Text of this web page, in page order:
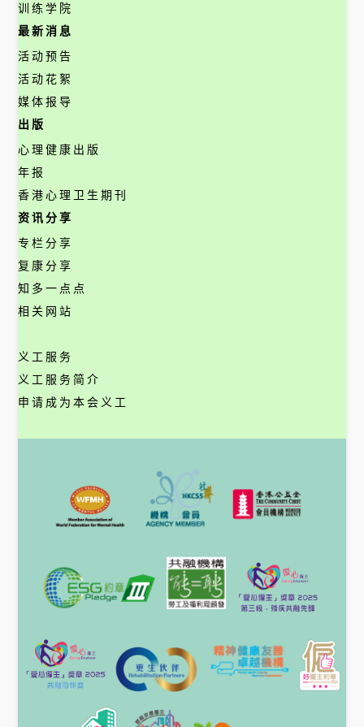
训练学院
最新消息
活动预告
活动花絮
媒体报导
出版
心理健康出版
年报
香港心理卫生期刊
资讯分享
专栏分享
复康分享
知多一点点
相关网站
义工服务
义工服务简介
申请成为本会义工